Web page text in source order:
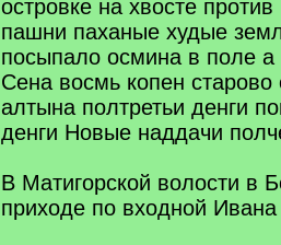
островке на хвосте
пашни паханые худые
посыпало осмина в поле
Сена восмь копен старово
алтына полтретьи денги
денги Новые наддачи
В Матигорской волости в
приходе по входной